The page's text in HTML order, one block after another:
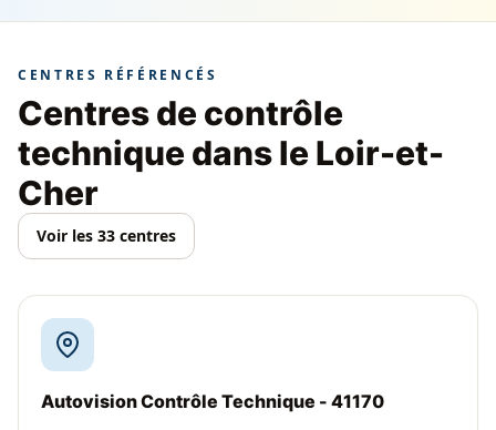
CENTRES RÉFÉRENCÉS
Centres de contrôle
technique dans le Loir-et-
Cher
Voir les 33 centres
Autovision Contrôle Technique - 41170